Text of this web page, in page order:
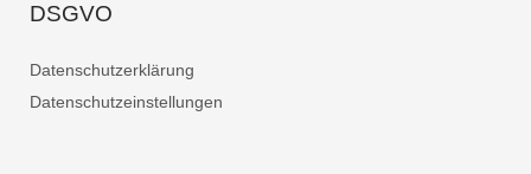
DSGVO
Datenschutzerklärung
Datenschutzeinstellungen